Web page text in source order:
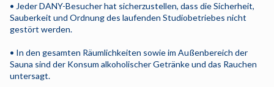
• Jeder DANY-Besucher hat sicherzustellen, dass die Sicherheit,
Sauberkeit und Ordnung des laufenden Studiobetriebes nicht
gestört werden.
• In den gesamten Räumlichkeiten sowie im Außenbereich der
Sauna sind der Konsum alkoholischer Getränke und das Rauchen
untersagt.